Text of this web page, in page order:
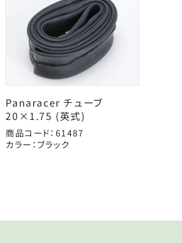
Panaracer チューブ
20×1.75 (英式)
商品コード：61487
カラー：ブラック